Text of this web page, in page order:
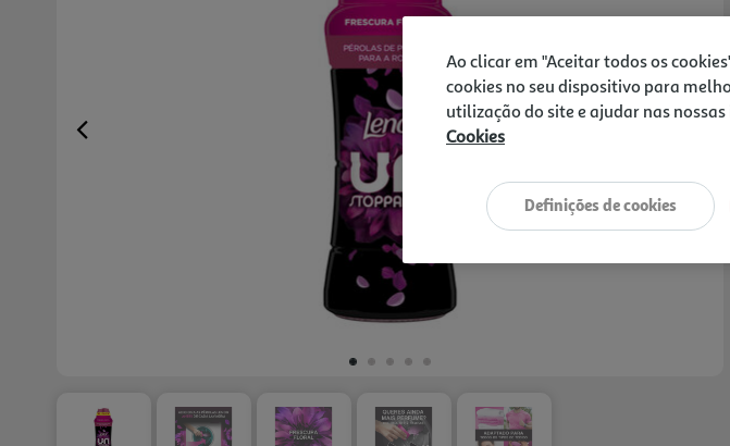
Previous
Ao clicar em "Aceitar todos os
cookies no seu dispositivo para
utilização do site e ajudar nas
Cookies
Definições de cookies